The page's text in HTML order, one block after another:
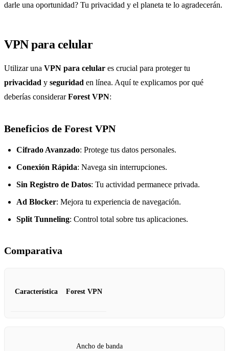
darle una oportunidad? Tu privacidad y el planeta te lo agradecerán.
VPN para celular
Utilizar una VPN para celular es crucial para proteger tu
privacidad y seguridad en línea. Aquí te explicamos por qué
deberías considerarForest VPN:
Beneficios de Forest VPN
Cifrado Avanzado: Protege tus datos personales.
Conexión Rápida: Navega sin interrupciones.
Sin Registro de Datos: Tu actividad permanece privada.
Ad Blocker: Mejora tu experiencia de navegación.
Split Tunneling: Control total sobre tus aplicaciones.
Comparativa
Característica Forest VPN
Ancho de banda